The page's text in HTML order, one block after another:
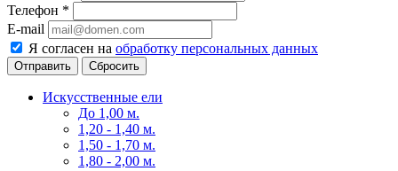
Телефон *
E-mail
Я согласен на обработку персональных данных
Сбросить
Искусственные ели
До 1,00 м.
1,20 - 1,40 м.
1,50 - 1,70 м.
1,80 - 2,00 м.